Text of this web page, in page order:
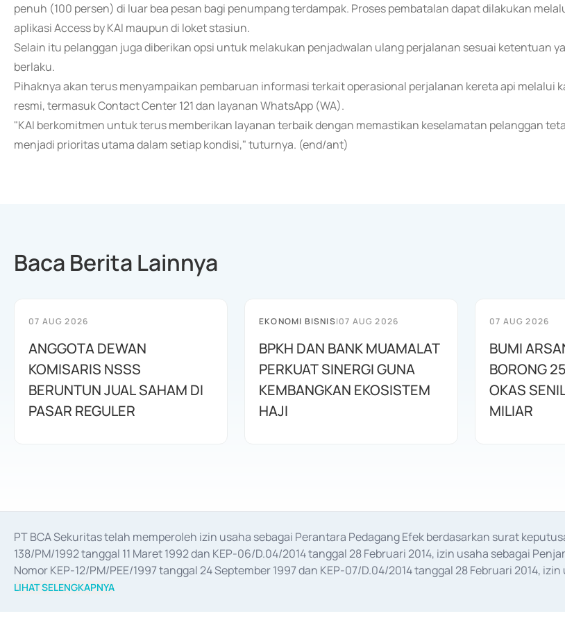
penuh (100 persen) di luar bea pesan bagi penumpang terdampak. Proses pembatalan dapat dilakukan
aplikasi Access by KAI maupun di loket stasiun.
Selain itu pelanggan juga diberikan opsi untuk melakukan penjadwalan ulang perjalanan sesuai ketentuan
berlaku.
Pihaknya akan terus menyampaikan pembaruan informasi terkait operasional perjalanan kereta api melalui
resmi, termasuk Contact Center 121 dan layanan WhatsApp (WA).
"KAI berkomitmen untuk terus memberikan layanan terbaik dengan memastikan keselamatan pelanggan
menjadi prioritas utama dalam setiap kondisi," tuturnya. (end/ant)
Baca Berita Lainnya
07 AUG 2026
ANGGOTA DEWAN
KOMISARIS NSSS
BERUNTUN JUAL SAHAM DI
PASAR REGULER
EKONOMI BISNIS|07 AUG 2026
BPKH DAN BANK MUAMALAT
PERKUAT SINERGI GUNA
KEMBANGKAN EKOSISTEM
HAJI
07 AUG 2026
BUMI
BORONG
OKAS
MILIAR
PT BCA Sekuritas telah memperoleh izin usaha sebagai Perantara Pedagang Efek berdasarkan surat
138/PM/1992 tanggal 11 Maret 1992 dan KEP-06/D.04/2014 tanggal 28 Februari 2014, izin usaha sebagai
Nomor KEP-12/PM/PEE/1997 tanggal 24 September 1997 dan KEP-07/D.04/2014 tanggal 28 Februari 2014,
merger, akuisisi, divestasi, dan
LIHAT SELENGKAPNYA